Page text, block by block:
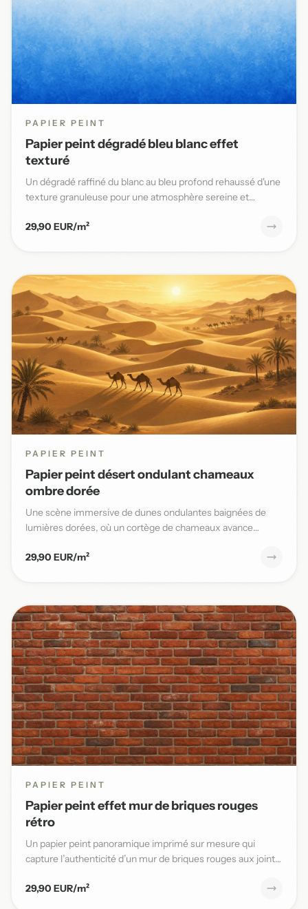
PAPIER PEINT
Papier peint dégradé bleu blanc effet
texturé
Un dégradé raffiné du blanc au bleu profond rehaussé d'une
texture granuleuse pour une atmosphère sereine et
29,90 EUR/m²
PAPIER PEINT
Papier peint désert ondulant chameaux
ombre dorée
Une scène immersive de dunes ondulantes baignées de
lumières dorées, où un cortège de chameaux avance
29,90 EUR/m²
PAPIER PEINT
Papier peint effet mur de briques rouges
rétro
Un papier peint panoramique imprimé sur mesure qui
capture l’authenticité d’un mur de briques rouges aux joints
29,90 EUR/m²